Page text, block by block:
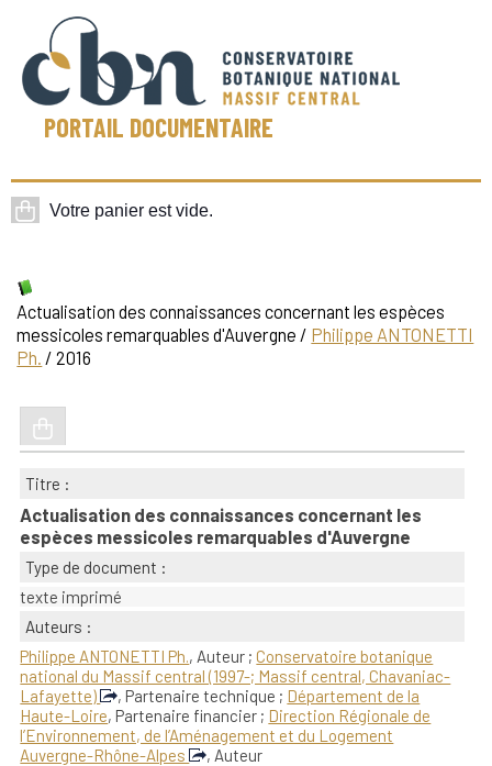
PORTAIL DOCUMENTAIRE
Actualisation des connaissances concernant les espèces
messicoles remarquables d'Auvergne / Philippe ANTONETTI
Ph. / 2016
Titre :
Actualisation des connaissances concernant les
espèces messicoles remarquables d'Auvergne
Type de document :
texte imprimé
Auteurs :
Philippe ANTONETTI Ph., Auteur ;Conservatoire botanique
national du Massif central (1997-; Massif central, Chavaniac-
Lafayette)
, Partenaire technique ; Département de la
Haute-Loire, Partenaire financier ; Direction Régionale de
l’Environnement, de l’Aménagement et du Logement
Auvergne-Rhône-Alpes
, Auteur